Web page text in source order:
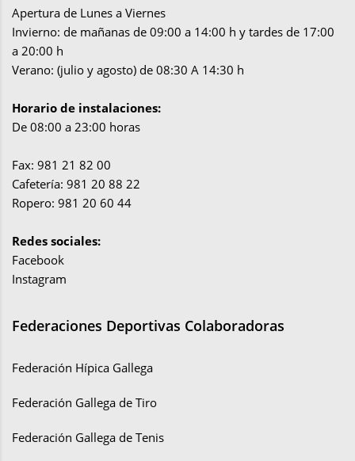
Apertura de Lunes a Viernes
Invierno: de mañanas de 09:00 a 14:00 h y tardes de 17:00
a 20:00 h
Verano: (julio y agosto) de 08:30 A 14:30 h
Horario de instalaciones:
De 08:00 a 23:00 horas
Fax: 981 21 82 00
Cafetería: 981 20 88 22
Ropero: 981 20 60 44
Redes sociales:
Facebook
Instagram
Federaciones Deportivas Colaboradoras
Federación Hípica Gallega
Federación Gallega de Tiro
Federación Gallega de Tenis